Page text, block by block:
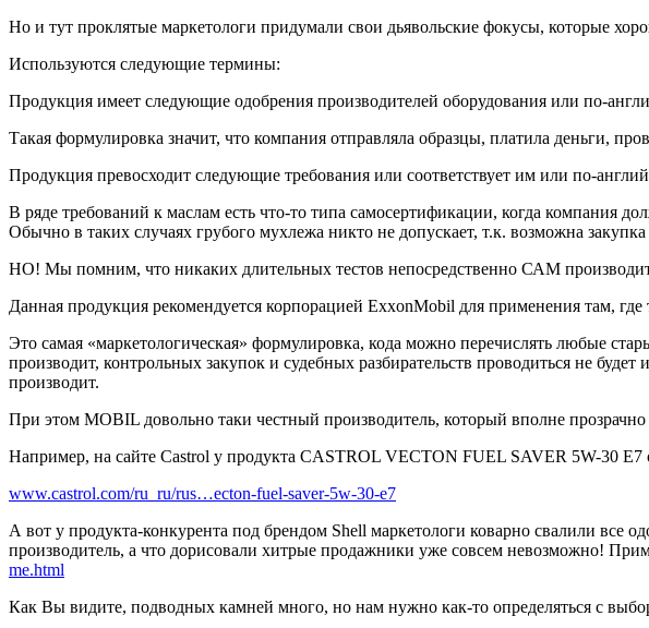
Но и тут проклятые маркетологи придумали свои дьявольские фокусы, которые
Используются следующие термины:
Продукция имеет следующие одобрения производителей оборудования или по-
Такая формулировка значит, что компания отправляла образцы, платила деньги,
Продукция превосходит следующие требования или соответствует им или по-
В ряде требований к маслам есть что-то типа самосертификации, когда компания
Обычно в таких случаях грубого мухлежа никто не допускает, т.к. возможна
НО! Мы помним, что никаких длительных тестов непосредственно САМ
Данная продукция рекомендуется корпорацией ExxonMobil для применения там,
Это самая «маркетологическая» формулировка, кода можно перечислять любые
производит, контрольных закупок и судебных разбирательств проводиться не
производит.
При этом MOBIL довольно таки честный производитель, который вполне
Например, на сайте Castrol у продукта CASTROL VECTON FUEL SAVER 5W-30 E7
www.castrol.com/ru_ru/rus…ecton-fuel-saver-5w-30-e7
А вот у продукта-конкурента под брендом Shell маркетологи коварно свалили все
производитель, а что дорисовали хитрые продажники уже совсем невозможно!
me.html
Как Вы видите, подводных камней много, но нам нужно как-то определяться с